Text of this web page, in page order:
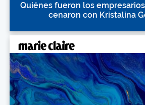
Quiénes fueron los
cenaron con Kristalina